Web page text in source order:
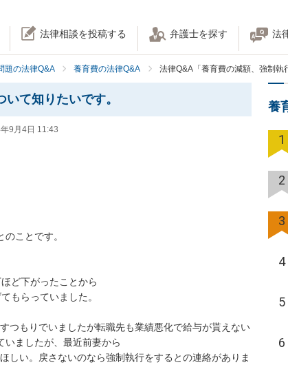
法律相談を投稿する 弁護士を探す 法
題の法律Q&A 養育費の法律Q&A 法律Q&A「養育費の減額、強制執
て知りたいです。
9月4日 11:43
ことです。
ど下がったことから
もらっていました。
つもりでいましたが転職先も業績悪化で給与が貰えない
いましたが、最近前妻から
しい。戻さないのなら強制執行をするとの連絡がありま
養
1
2
3
4
5
6